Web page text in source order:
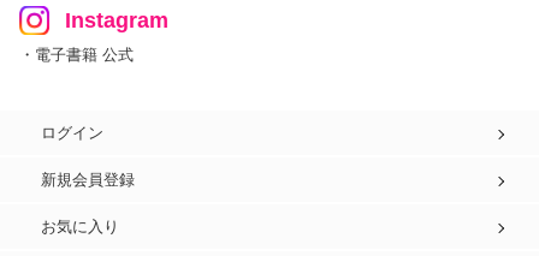
Instagram
・電子書籍 公式
ログイン
新規会員登録
お気に入り